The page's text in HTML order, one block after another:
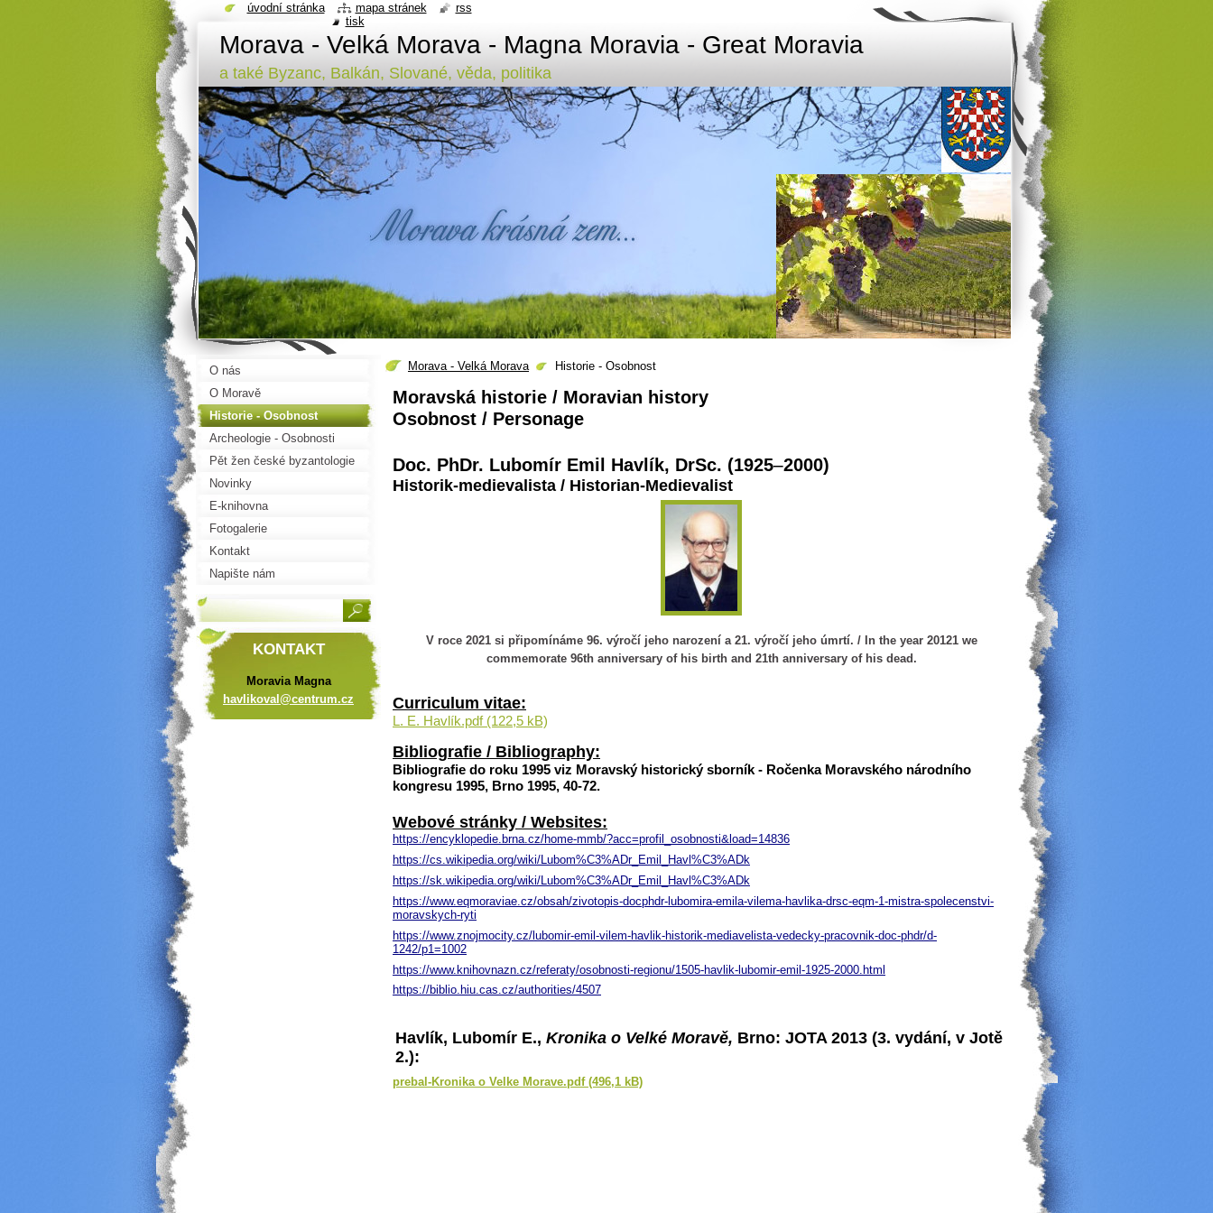
Morava - Velká Morava - Magna Moravia - Great Moravia
a také Byzanc, Balkán, Slované, věda, politika
Morava - Velká Morava Historie - Osobnost
Moravská historie / Moravian history
Osobnost / Personage
Doc. PhDr. Lubomír Emil Havlík, DrSc. (1925–2000)
Historik-medievalista / Historian-Medievalist
V roce 2021 si připomínáme 96. výročí jeho narození a 21. výročí jeho úmrtí. / In the year 20121 we
commemorate 96th anniversary of his birth and 21th anniversary of his dead.
Curriculum vitae:
L. E. Havlík.pdf (122,5 kB)
Bibliografie / Bibliography:
Bibliografie do roku 1995 viz Moravský historický sborník - Ročenka Moravského národního
kongresu 1995, Brno 1995, 40-72.
Webové stránky / Websites:
https://encyklopedie.brna.cz/home-mmb/?acc=profil_osobnosti&load=14836
https://cs.wikipedia.org/wiki/Lubom%C3%ADr_Emil_Havl%C3%ADk
https://sk.wikipedia.org/wiki/Lubom%C3%ADr_Emil_Havl%C3%ADk
https://www.eqmoraviae.cz/obsah/zivotopis-docphdr-lubomira-emila-vilema-havlika-drsc-eqm-1-mistra-spolecenstvi-
moravskych-ryti
https://www.znojmocity.cz/lubomir-emil-vilem-havlik-historik-mediavelista-vedecky-pracovnik-doc-phdr/d-
1242/p1=1002
https://www.knihovnazn.cz/referaty/osobnosti-regionu/1505-havlik-lubomir-emil-1925-2000.html
https://biblio.hiu.cas.cz/authorities/4507
Havlík, Lubomír E., Kronika o Velké Moravě, Brno: JOTA 2013 (3. vydání, v Jotě
2.):
prebal-Kronika o Velke Morave.pdf (496,1 kB)
O nás
O Moravě
Historie - Osobnost
Archeologie - Osobnosti
Pět žen české byzantologie
a balkanistiky
Novinky
E-knihovna
Fotogalerie
Kontakt
Napište nám
KONTAKT
Moravia Magna
havlikoval@centrum.cz
úvodní stránka mapa stránek
rss
tisk